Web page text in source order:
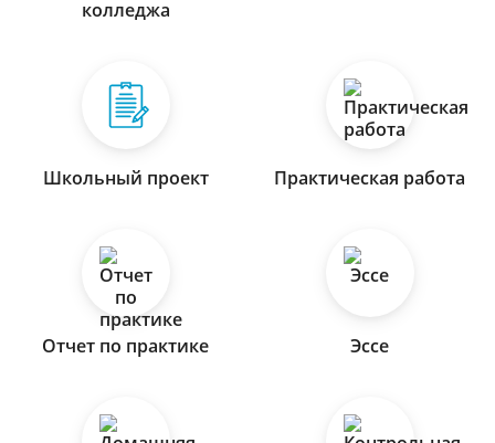
колледжа
Школьный проект Практическая работа
Отчет по практике Эссе